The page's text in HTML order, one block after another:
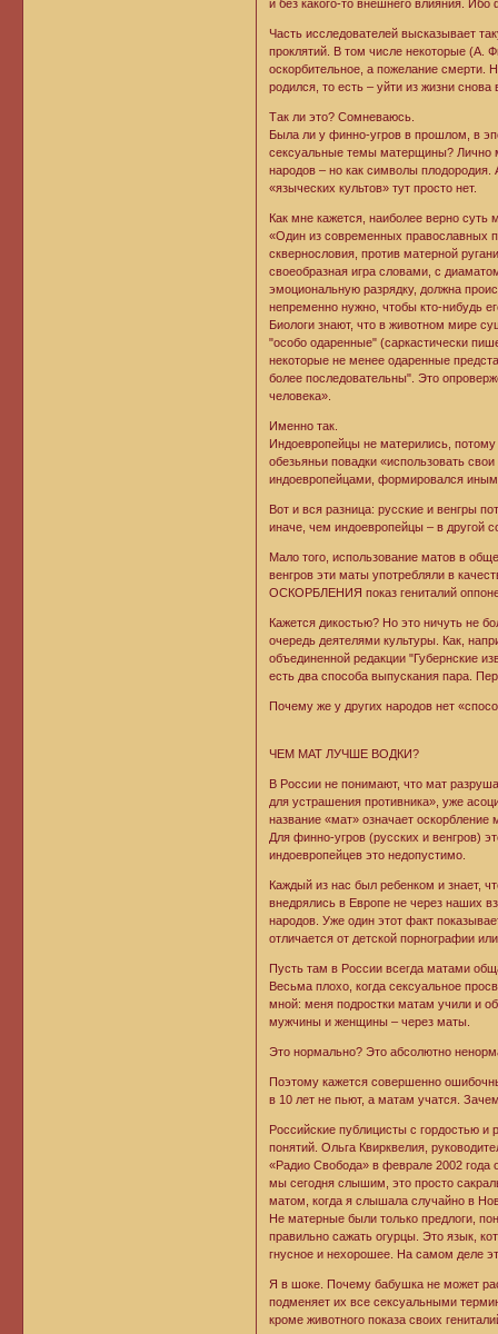
и без какого-то внешнего влияния.
Часть исследователей высказывает
проклятий. В том числе некоторые (А.
оскорбительное, а пожелание смерти.
родился, то есть – уйти из жизни снова
Так ли это? Сомневаюсь.
Была ли у финно-угров в прошлом, в
сексуальные темы матерщины? Лично
народов – но как символы
«языческих культов» тут просто нет.
Как мне кажется, наиболее верно суть
«Один из современных православных
сквернословия, против матерной
своеобразная игра словами, с
эмоциональную разрядку, должна
непременно нужно, чтобы кто-нибудь
Биологи знают, что в животном мире
"особо одаренные" (саркастически
некоторые не менее одаренные
более последовательны". Это
человека».
Именно так.
Индоевропейцы не матерились,
обезьяньи повадки «использовать
индоевропейцами, формировался иным
Вот и вся разница: русские и венгры
иначе, чем индоевропейцы – в другой
Мало того, использование матов в
венгров эти маты употребляли в
ОСКОРБЛЕНИЯ показ гениталий
Кажется дикостью? Но это ничуть не
очередь деятелями культуры. Как,
объединенной редакции "Губернские
есть два способа выпускания пара.
Почему же у других народов нет
ЧЕМ МАТ ЛУЧШЕ ВОДКИ?
В России не понимают, что мат
для устрашения противника», уже
название «мат» означает
Для финно-угров (русских и венгров)
индоевропейцев это недопустимо.
Каждый из нас был ребенком и знает,
внедрялись в Европе не через наших
народов. Уже один этот факт
отличается от детской порнографии
Пусть там в России всегда матами
Весьма плохо, когда сексуальное
мной: меня подростки матам учили и
мужчины и женщины – через маты.
Это нормально? Это абсолютно
Поэтому кажется совершенно
в 10 лет не пьют, а матам учатся.
Российские публицисты с гордостью
понятий. Ольга Квирквелия,
«Радио Свобода» в феврале 2002 года
мы сегодня слышим, это просто
матом, когда я слышала случайно в
Не матерные были только предлоги,
правильно сажать огурцы. Это язык,
гнусное и нехорошее. На самом деле
Я в шоке. Почему бабушка не может
подменяет их все сексуальными
кроме животного показа своих